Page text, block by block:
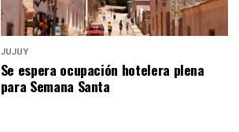
JUJUY
Se espera ocupación hotelera plena
para Semana Santa